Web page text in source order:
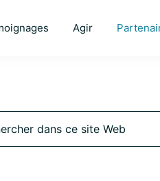
Agir